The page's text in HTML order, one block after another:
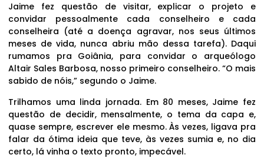
Jaime fez questão de visitar, explicar o projeto e
convidar pessoalmente cada conselheiro e cada
conselheira (até a doença agravar, nos seus últimos
meses de vida, nunca abriu mão dessa tarefa). Daqui
rumamos pra Goiânia, para convidar o arqueólogo
Altair Sales Barbosa, nosso primeiro conselheiro. “O mais
sabido de nóis,” segundo o Jaime.
Trilhamos uma linda jornada. Em 80 meses, Jaime fez
questão de decidir, mensalmente, o tema da capa e,
quase sempre, escrever ele mesmo. Às vezes, ligava pra
falar da ótima ideia que teve, às vezes sumia e, no dia
certo, lá vinha o texto pronto, impecável.